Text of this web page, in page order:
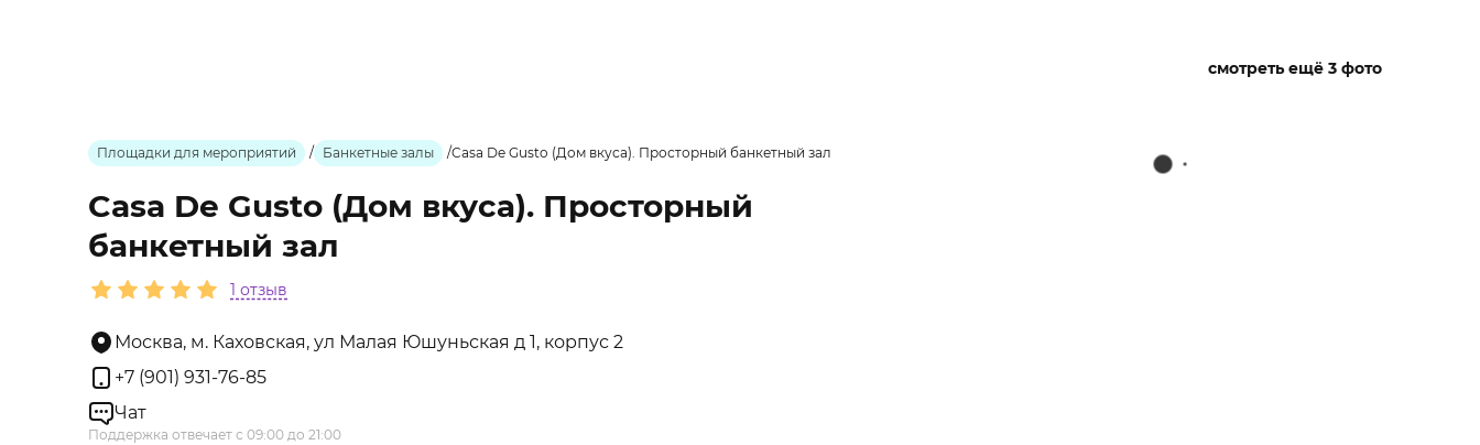
смотреть ещё 3 фото
Площадки для мероприятий / Банкетные залы /Casa De Gusto (Дом вкуса). Просторный банкетный зал
Casa De Gusto (Дом вкуса). Просторный
банкетный зал
1 отзыв
Москва, м. Каховская, ул Малая Юшуньская д 1, корпус 2
+7 (901) 931-76-85
Чат
Поддержка отвечает с 09:00 до 21:00